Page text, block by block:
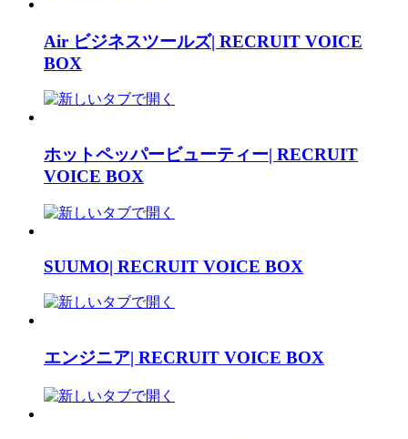
Air ビジネスツールズ| RECRUIT VOICE
BOX
ホットペッパービューティー| RECRUIT
VOICE BOX
SUUMO| RECRUIT VOICE BOX
エンジニア| RECRUIT VOICE BOX